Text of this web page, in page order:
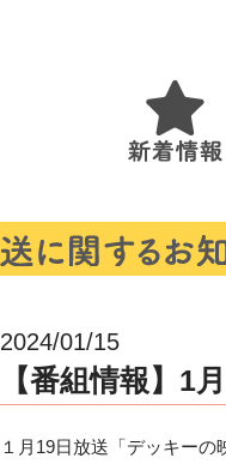
2024/01/15
【番組情報】1
１月19日放送「デッキーの